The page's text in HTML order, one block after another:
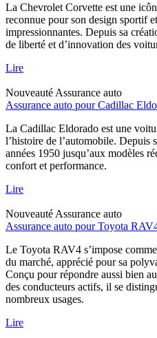
La Chevrolet Corvette est une
reconnue pour son design sportif
impressionnantes. Depuis sa
de liberté et d’innovation des
Lire
Nouveauté Assurance auto
Assurance auto pour Cadillac
La Cadillac Eldorado est une
l’histoire de l’automobile. Depuis
années 1950 jusqu’aux modèles
confort et performance.
Lire
Nouveauté Assurance auto
Assurance auto pour Toyota
Le Toyota RAV4 s’impose
du marché, apprécié pour sa
Conçu pour répondre aussi bien
des conducteurs actifs, il se
nombreux usages.
Lire